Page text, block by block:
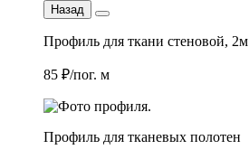
Назад
Профиль для ткани стеновой, 2м
85 ₽/пог. м
Профиль для тканевых полотен